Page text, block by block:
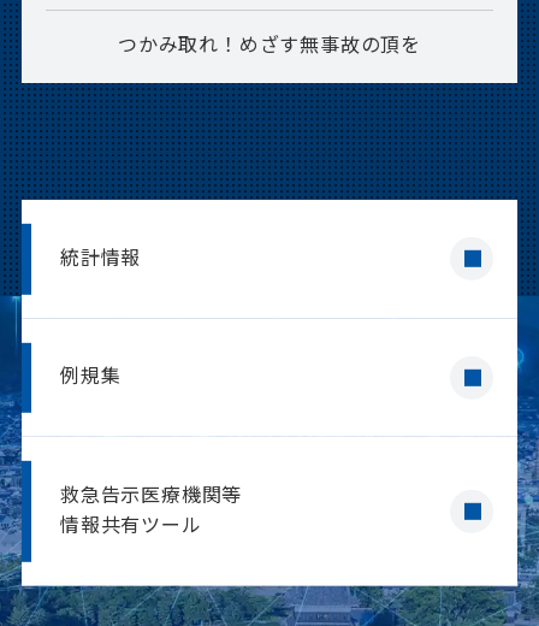
2026年06月26日 お知らせ
消防マンガ等を展示します！
2026年06月26日 お知らせ
第４４回長野県消防救助技術大会へ参加
しました！
2026年06月24日
つかみ取れ！めざす無事故の頂を
統計情報
例規集
救急告示医療機関等
情報共有ツール